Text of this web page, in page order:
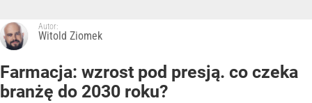
Autor:
Witold Ziomek
Farmacja: wzrost pod presją. co czeka
branżę do 2030 roku?